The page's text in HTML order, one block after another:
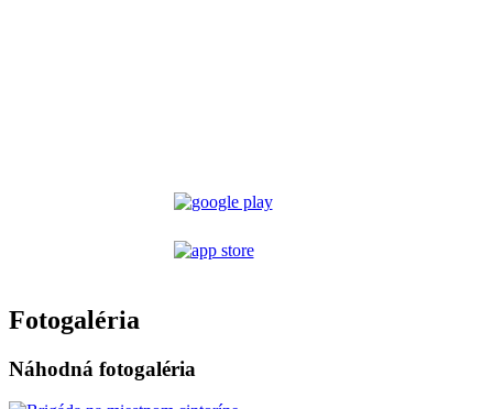
Fotogaléria
Náhodná fotogaléria